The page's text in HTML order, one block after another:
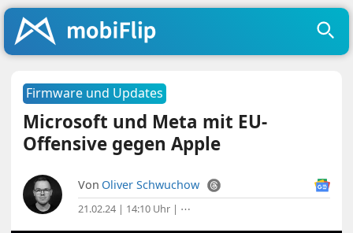
Firmware und Updates
Microsoft und Meta mit EU-
Offensive gegen Apple
Von Oliver Schwuchow
21.02.24 | 14:10 Uhr | ⋯